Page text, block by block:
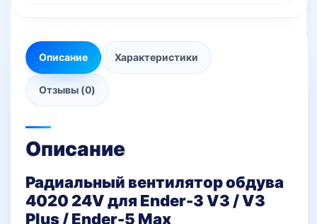
V3,
Ender-
3
V3
Plus,
Ender-
Max
Описание Характеристики
Отзывы (0)
Описание
Радиальный вентилятор обдува
4020 24V для Ender-3 V3 / V3
Plus / Ender-5 Max